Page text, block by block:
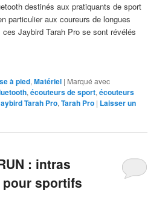
destinés aux pratiquants de sport
particulier aux coureurs de longues
Jaybird Tarah Pro se sont révélés
à pied,Matériel | Marqué avec
,écouteurs de sport,écouteurs
Tarah Pro,Tarah Pro | Laisser un
: intras
pour sportifs